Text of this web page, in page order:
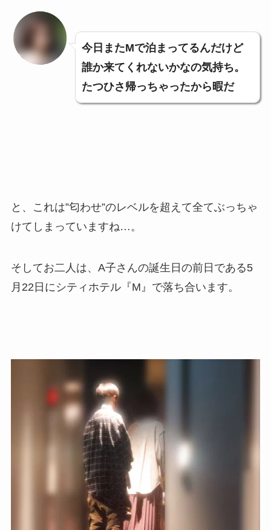
今日またMで泊まってるんだけど
誰か来てくれないかなの気持ち。
たつひさ帰っちゃったから暇だ
と、これは”匂わせ”のレベルを超えて全てぶっちゃ
けてしまっていますね…。
そしてお二人は、A子さんの誕生日の前日である5
月22日にシティホテル『M』で落ち合います。